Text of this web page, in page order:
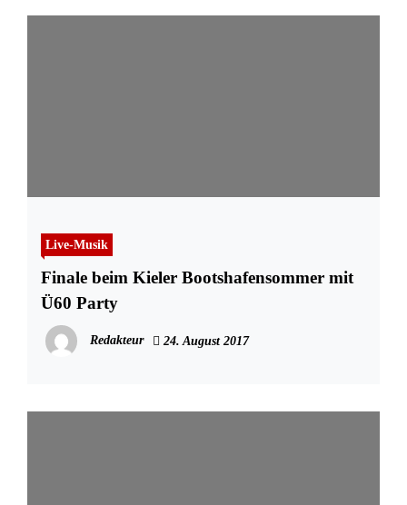
Live-Musik
Finale beim Kieler Bootshafensommer mit
Ü60 Party
Redakteur 24. August 2017